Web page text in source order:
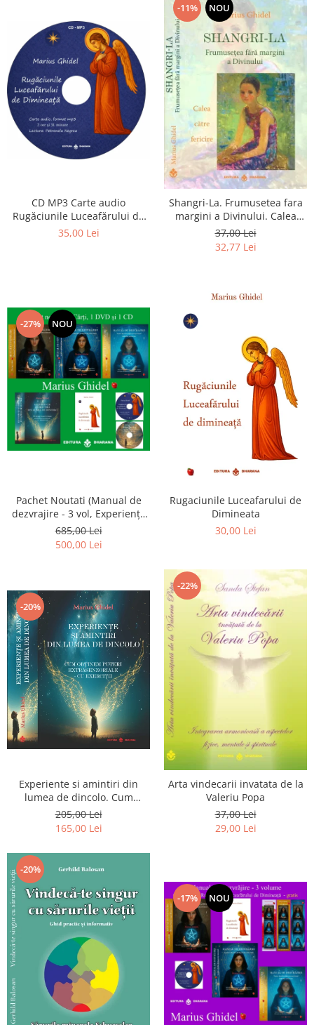
CD MP3 Carte audio
Rugăciunile Luceafărului de
dimineață
35,00 Lei
-11% NOU
Shangri-La. Frumusetea fara
margini a Divinului. Calea
catre fericire
37,00 Lei
32,77 Lei
-27% NOU
Pachet Noutati (Manual de
dezvrajire - 3 vol, Experiențe
și amintiri, Rugăciunile
Luceafarului de dimineata) -
Marius Ghidel
685,00 Lei
500,00 Lei
Rugaciunile Luceafarului de
Dimineata
30,00 Lei
-20%
Experiente si amintiri din
lumea de dincolo. Cum
obtinem puteri
extrasenzoriale - cu exercitii
205,00 Lei
165,00 Lei
-22%
Arta vindecarii invatata de la
Valeriu Popa
37,00 Lei
29,00 Lei
-20%
-17% NOU